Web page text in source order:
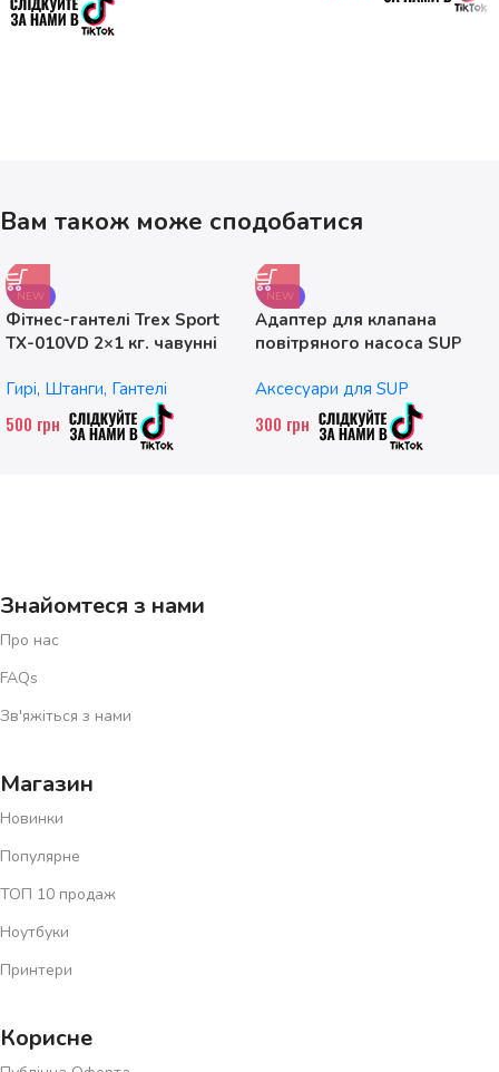
Вам також може сподобатися
NEW
Фітнес-гантелі Trex Sport
TX-010VD 2×1 кг. чавунні
Гирі, Штанги, Гантелі
500 грн
NEW
Адаптер для клапана
повітряного насоса SUP
Аксесуари для SUP
300 грн
Знайомтеся з нами
Про нас
FAQs
Зв'яжіться з нами
Магазин
Новинки
Популярне
ТОП 10 продаж
Ноутбуки
Принтери
Корисне